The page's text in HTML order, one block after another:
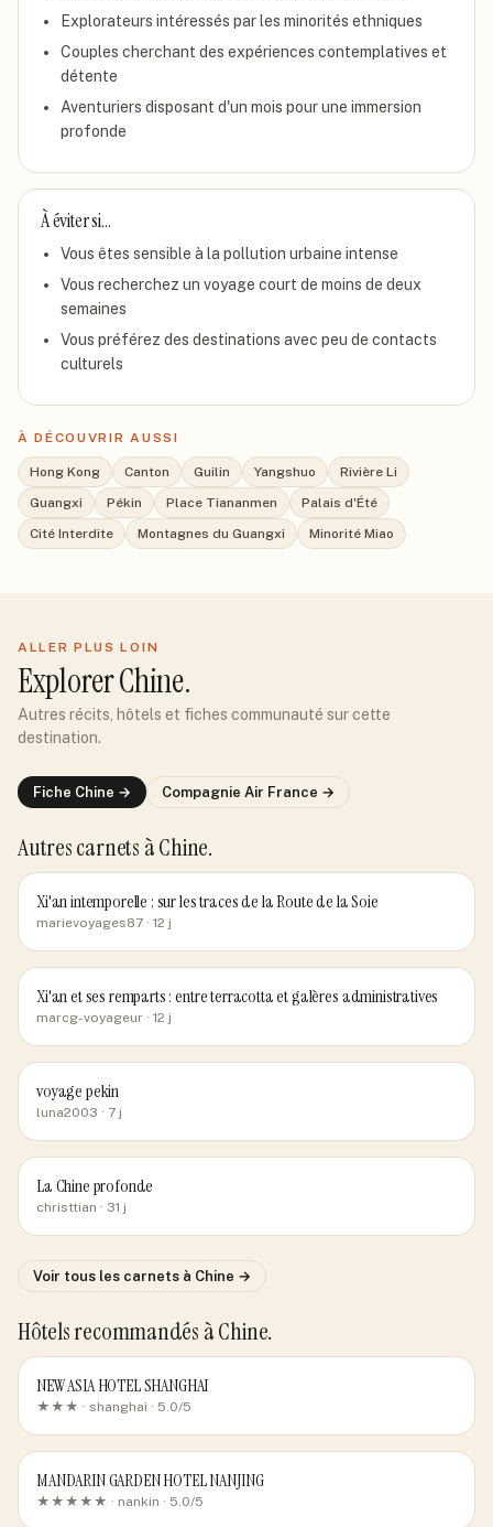
Explorateurs intéressés par les minorités ethniques
Couples cherchant des expériences contemplatives et
détente
Aventuriers disposant d'un mois pour une immersion
profonde
À éviter si…
Vous êtes sensible à la pollution urbaine intense
Vous recherchez un voyage court de moins de deux
semaines
Vous préférez des destinations avec peu de contacts
culturels
À DÉCOUVRIR AUSSI
Hong Kong Canton Guilin Yangshuo
Rivière Li
Guangxi
Pékin Place Tiananmen
Palais d'Été
Cité Interdite
Montagnes du Guangxi Minorité Miao
ALLER PLUS LOIN
ExplorerChine.
Autres récits, hôtels et fiches communauté sur cette
destination.
Fiche Chine → Compagnie Air France →
Autres carnets à Chine.
Xi'an intemporelle : sur les traces de la Route de la Soie
marievoyages87 · 12 j
Xi'an et ses remparts : entre terracotta et galères administratives
marcg-voyageur · 12 j
voyage pekin
luna2003 · 7 j
La Chine profonde
christtian · 31 j
Voir tous les carnets à Chine →
Hôtels recommandés à Chine.
NEW ASIA HOTEL SHANGHAI
★★★ · shanghai · 5.0/5
MANDARIN GARDEN HOTEL NANJING
★★★★★ · nankin · 5.0/5